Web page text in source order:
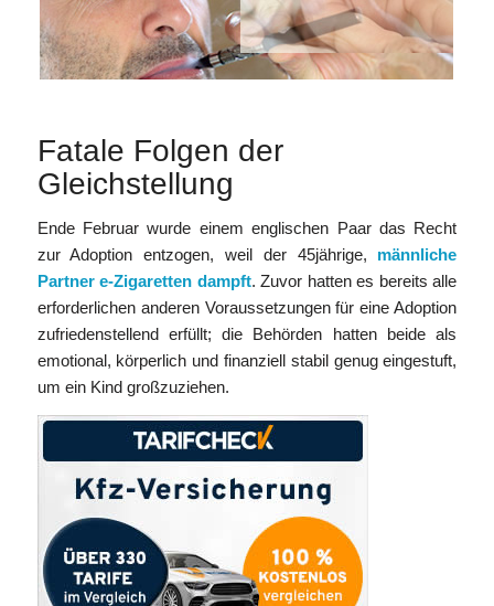
Fatale Folgen der
Gleichstellung
Ende Februar wurde einem englischen Paar das Recht
zur Adoption entzogen, weil der 45jährige, männliche
Partner e-Zigaretten dampft. Zuvor hatten es bereits alle
erforderlichen anderen Voraussetzungen für eine Adoption
zufriedenstellend erfüllt; die Behörden hatten beide als
emotional, körperlich und finanziell stabil genug eingestuft,
um ein Kind großzuziehen.